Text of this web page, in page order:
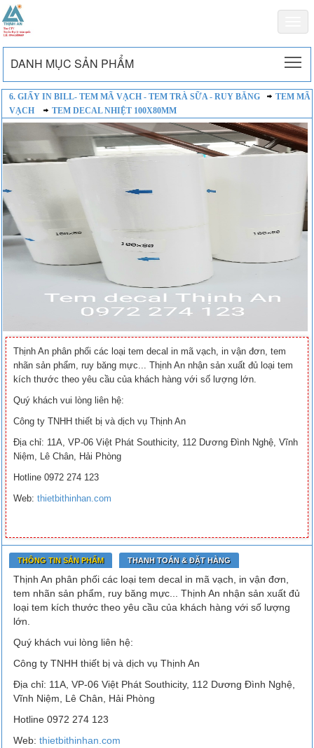
DANH MỤC SẢN PHẨM
6. GIẤY IN BILL- TEM MÃ VẠCH - TEM TRÀ SỮA - RUY BĂNG
TEM MÃ
VẠCH
TEM DECAL NHIỆT 100X80MM
Thịnh An phân phối các loại tem decal in mã vạch, in vận đơn, tem
nhãn sản phẩm, ruy băng mực... Thịnh An nhận sản xuất đủ loại tem
kích thước theo yêu cầu của khách hàng với số lượng lớn.
Quý khách vui lòng liên hệ:
Công ty TNHH thiết bị và dịch vụ Thịnh An
Địa chỉ: 11A, VP-06 Việt Phát Southicity, 112 Dương Đình Nghệ, Vĩnh
Niệm, Lê Chân, Hải Phòng
Hotline 0972 274 123
Web: thietbithinhan.com
THÔNG TIN SẢN PHẨM THANH TOÁN & ĐẶT HÀNG
Thịnh An phân phối các loại tem decal in mã vạch, in vận đơn,
tem nhãn sản phẩm, ruy băng mực... Thịnh An nhận sản xuất đủ
loại tem kích thước theo yêu cầu của khách hàng với số lượng
lớn.
Quý khách vui lòng liên hệ:
Công ty TNHH thiết bị và dịch vụ Thịnh An
Địa chỉ: 11A, VP-06 Việt Phát Southicity, 112 Dương Đình Nghệ,
Vĩnh Niệm, Lê Chân, Hải Phòng
Hotline 0972 274 123
Web: thietbithinhan.com